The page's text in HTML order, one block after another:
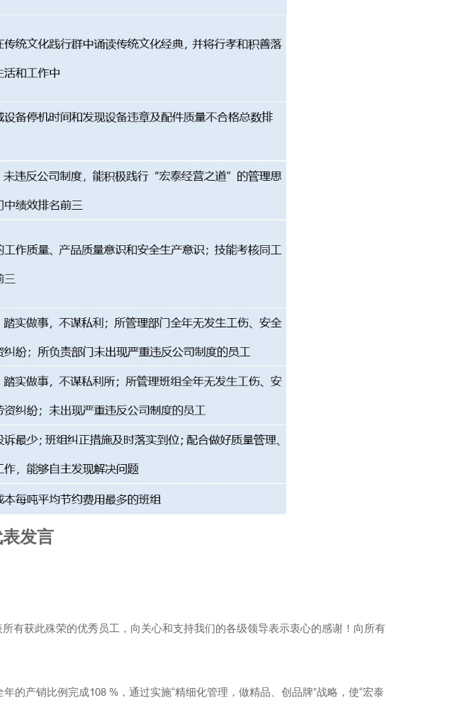
发言
获此殊荣的优秀员工，向关心和支持我们的各级领导表示衷心的感谢！向所有
产销比例完成108 %，通过实施“精细化管理，做精品、创品牌”战略，使“宏泰